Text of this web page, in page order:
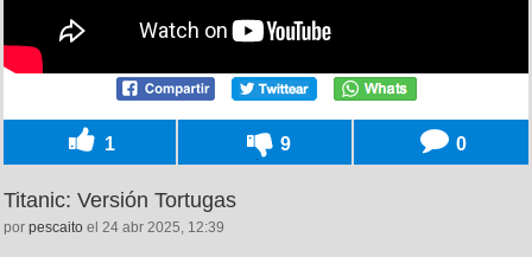
1 9 0
Titanic: Versión Tortugas
por pescaito el 24 abr 2025, 12:39